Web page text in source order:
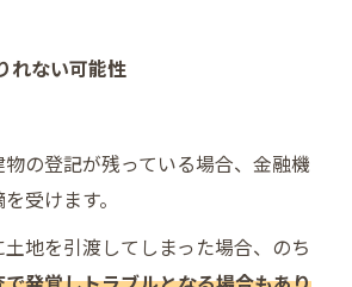
れない可能性
の登記が残っている場合、金融機
受けます。
地を引渡してしまった場合、のち